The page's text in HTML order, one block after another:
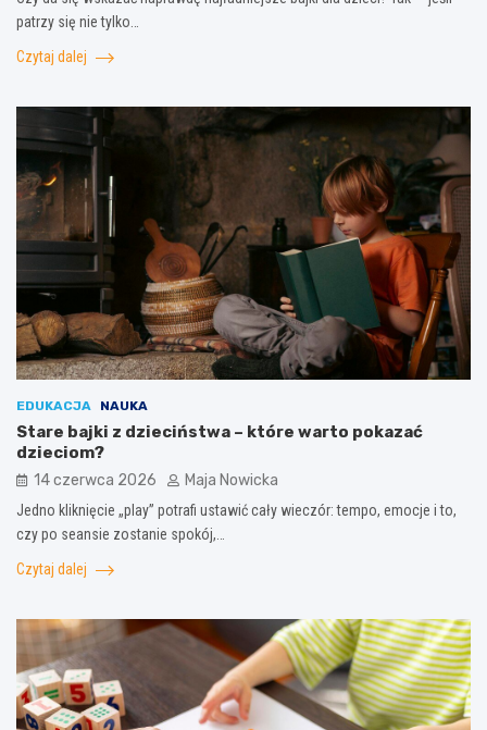
patrzy się nie tylko…
Czytaj dalej
EDUKACJA NAUKA
Stare bajki z dzieciństwa – które warto pokazać
dzieciom?
14 czerwca 2026 Maja Nowicka
Jedno kliknięcie „play” potrafi ustawić cały wieczór: tempo, emocje i to,
czy po seansie zostanie spokój,…
Czytaj dalej